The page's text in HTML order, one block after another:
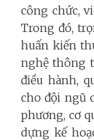
công chức,
Trong đó,
huấn kiến
nghệ thông
điều hành,
cho đội ngũ
phương, cơ
dựng kế